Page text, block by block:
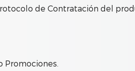
de Contratación del
Promociones.